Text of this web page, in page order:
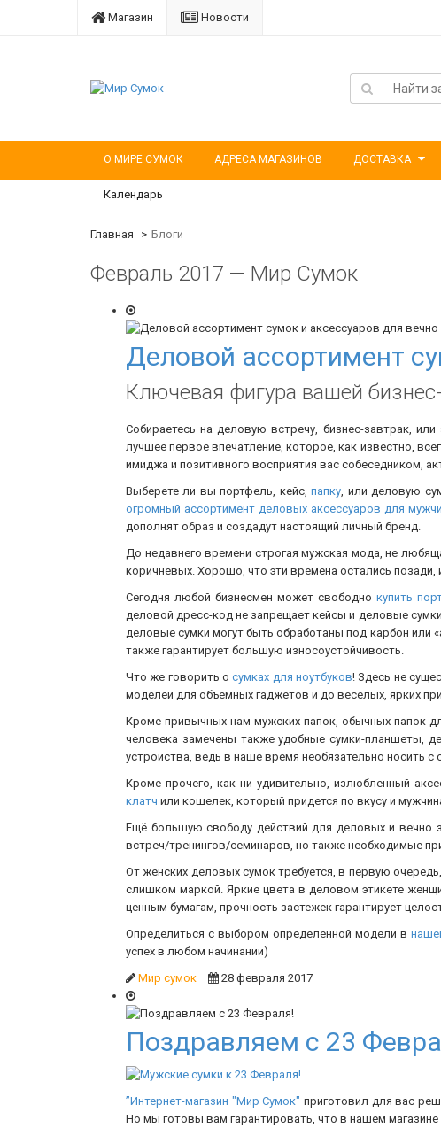
Магазин Новости
О МИРЕ СУМОК АДРЕСА МАГАЗИНОВ ДОСТАВКА
Календарь
Главная Блоги
Февраль 2017 — Мир Сумок
Деловой ассортимент
Ключевая фигура вашей
Собираетесь на деловую встречу, бизнес-завтрак,
лучшее первое впечатление, которое, как известно,
имиджа и позитивного восприятия вас собеседником,
Выберете ли вы портфель, кейс,папку, или деловую
огромный ассортимент деловых аксессуаров для
дополнят образ и создадут настоящий личный бренд.
До недавнего времени строгая мужская мода, не
коричневых. Хорошо, что эти времена остались
Сегодня любой бизнесмен может свободно купить
деловой дресс-код не запрещает кейсы и деловые
деловые сумки могут быть обработаны под карбон или
также гарантирует большую износоустойчивость.
Что же говорить осумках для ноутбуков! Здесь не
моделей для объемных гаджетов и до веселых, ярких
Кроме привычных нам мужских папок, обычных папок
человека замечены также удобные сумки-планшеты,
устройства, ведь в наше время необязательно носить
Кроме прочего, как ни удивительно, излюбленный
клатч или кошелек, который придется по вкусу и
Ещё большую свободу действий для деловых и вечно
встреч/тренингов/семинаров, но также необходимые
От женских деловых сумок требуется, в первую
слишком маркой. Яркие цвета в деловом этикете
ценным бумагам, прочность застежек гарантирует
Определиться с выбором определенной модели в
успех в любом начинании)
Мир сумок
28 февраля 2017
Поздравляем с 23
”Интернет-магазин "Мир Сумок" приготовил для вас
Но мы готовы вам гарантировать, что в нашем